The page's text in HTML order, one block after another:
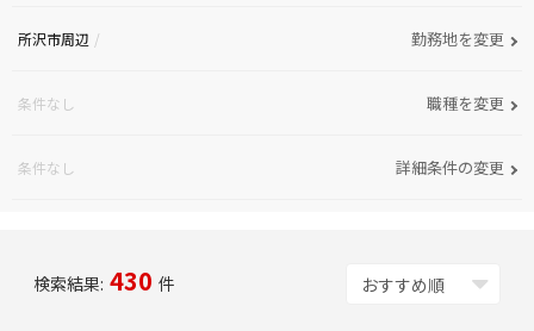
所沢市周辺 勤務地を変更
条件なし 職種を変更
条件なし 詳細条件の変更
検索結果: 430 件